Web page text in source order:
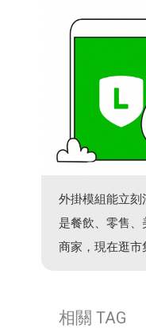
外掛模組能立刻
是餐飲、零售
商家，現在逛市
相關 TAG